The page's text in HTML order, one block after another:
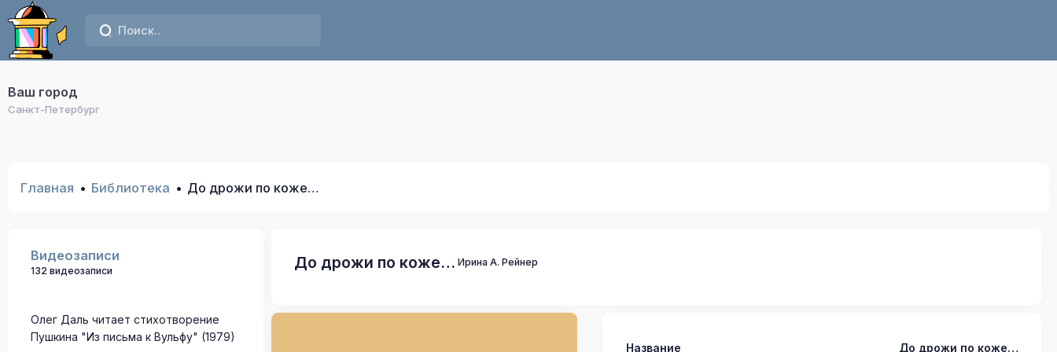
Ваш город
Санкт-Петербург
Главная Библиотека До дрожи по коже…
Видеозаписи
132 видеозаписи
Олег Даль читает стихотворение
Пушкина "Из письма к Вульфу" (1979)
До дрожи по коже… Ирина А. Рейнер
Название До дрожи по коже…